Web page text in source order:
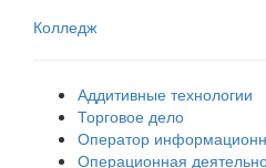
Колледж
Аддитивные технологии
Торговое дело
Оператор
Операционная